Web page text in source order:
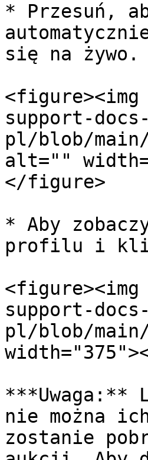
* Przesuń,
się na żywo.
support-docs-
pl/blob/
alt=""
</figure>
* Aby
profilu i
support-docs-
pl/blob/
***Uwaga:**
nie można
zostanie